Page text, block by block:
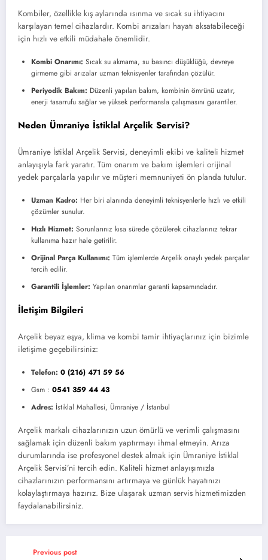
Kombiler, özellikle kış aylarında ısınma ve sıcak su ihtiyacını
karşılayan temel cihazlardır. Kombi arızaları hayatı aksatabileceği
için hızlı ve etkili müdahale önemlidir.
Kombi Onarımı: Sıcak su akmama, su basıncı düşüklüğü, devreye
girmeme gibi arızalar uzman teknisyenler tarafından çözülür.
Periyodik Bakım: Düzenli yapılan bakım, kombinin ömrünü uzatır,
enerji tasarrufu sağlar ve yüksek performansla çalışmasını garantiler.
Neden Ümraniye İstiklal Arçelik Servisi?
Ümraniye İstiklal Arçelik Servisi, deneyimli ekibi ve kaliteli hizmet
anlayışıyla fark yaratır. Tüm onarım ve bakım işlemleri orijinal
yedek parçalarla yapılır ve müşteri memnuniyeti ön planda tutulur.
Uzman Kadro: Her biri alanında deneyimli teknisyenlerle hızlı ve etkili
çözümler sunulur.
Hızlı Hizmet: Sorunlarınız kısa sürede çözülerek cihazlarınız tekrar
kullanıma hazır hale getirilir.
Orijinal Parça Kullanımı: Tüm işlemlerde Arçelik onaylı yedek parçalar
tercih edilir.
Garantili İşlemler: Yapılan onarımlar garanti kapsamındadır.
İletişim Bilgileri
Arçelik beyaz eşya, klima ve kombi tamir ihtiyaçlarınız için bizimle
iletişime geçebilirsiniz:
Telefon: 0 (216) 471 59 56
Gsm : 0541 359 44 43
Adres: İstiklal Mahallesi, Ümraniye / İstanbul
Arçelik markalı cihazlarınızın uzun ömürlü ve verimli çalışmasını
sağlamak için düzenli bakım yaptırmayı ihmal etmeyin. Arıza
durumlarında ise profesyonel destek almak için Ümraniye İstiklal
Arçelik Servisi’ni tercih edin. Kaliteli hizmet anlayışımızla
cihazlarınızın performansını artırmaya ve günlük hayatınızı
kolaylaştırmaya hazırız. Bize ulaşarak uzman servis hizmetimizden
faydalanabilirsiniz.
Previous post